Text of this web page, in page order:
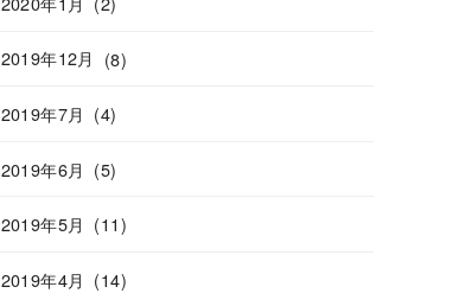
2019年12月 (8)
2019年7月 (4)
2019年6月 (5)
2019年5月 (11)
2019年4月 (14)